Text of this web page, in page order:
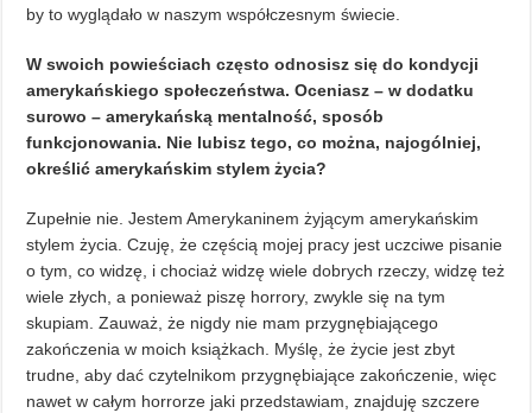
by to wyglądało w naszym współczesnym świecie.
W swoich powieściach często odnosisz się do kondycji
amerykańskiego społeczeństwa. Oceniasz – w dodatku
surowo – amerykańską mentalność, sposób
funkcjonowania. Nie lubisz tego, co można, najogólniej,
określić amerykańskim stylem życia?
Zupełnie nie. Jestem Amerykaninem żyjącym amerykańskim
stylem życia. Czuję, że częścią mojej pracy jest uczciwe pisanie
o tym, co widzę, i chociaż widzę wiele dobrych rzeczy, widzę też
wiele złych, a ponieważ piszę horrory, zwykle się na tym
skupiam. Zauważ, że nigdy nie mam przygnębiającego
zakończenia w moich książkach. Myślę, że życie jest zbyt
trudne, aby dać czytelnikom przygnębiające zakończenie, więc
nawet w całym horrorze jaki przedstawiam, znajduję szczere